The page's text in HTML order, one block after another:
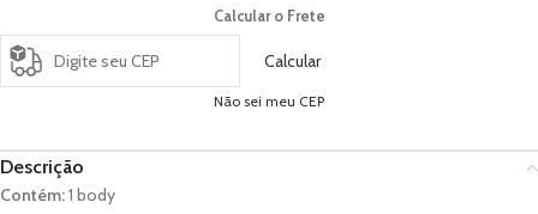
Calcular o Frete
Calcular
Não sei meu CEP
Descrição
Contém:1 body